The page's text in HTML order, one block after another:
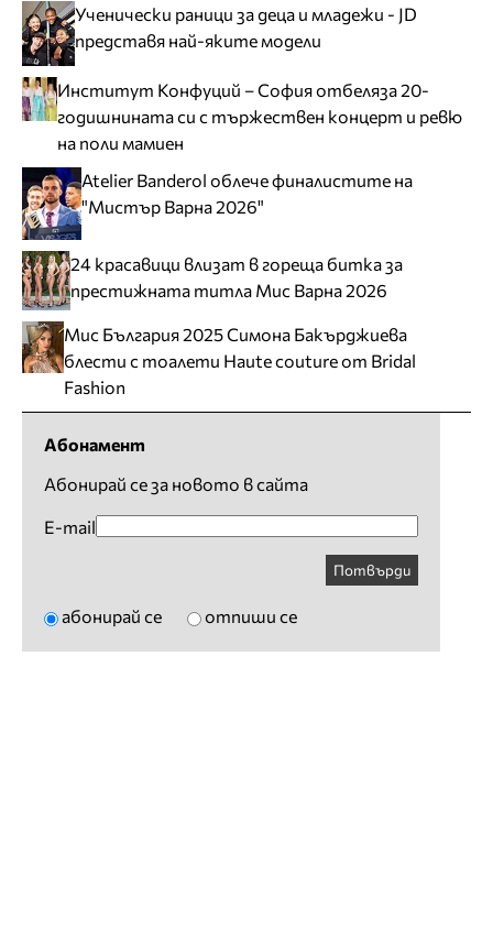
Ученически раници за деца и младежи - JD
представя най-яките модели
Институт Конфуций – София отбеляза 20-
годишнината си с тържествен концерт и ревю
на поли мамиен
Atelier Banderol облече финалистите на
"Мистър Варна 2026"
24 красавици влизат в гореща битка за
престижната титла Мис Варна 2026
Мис България 2025 Симона Бакърджиева
блести с тоалети Haute couture от Bridal
Fashion
Абонамент
Абонирай се за новото в сайта
E-mail
Потвърди
абонирай се отпиши се